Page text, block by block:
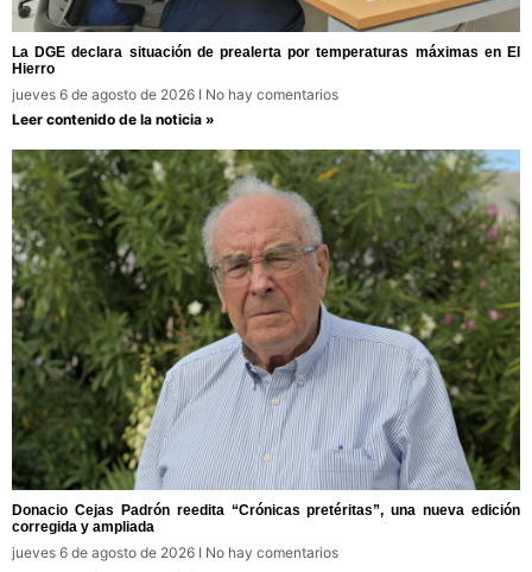
La DGE declara situación de prealerta por temperaturas máximas en El
Hierro
jueves 6 de agosto de 2026
No hay comentarios
Leer contenido de la noticia »
Donacio Cejas Padrón reedita “Crónicas pretéritas”, una nueva edición
corregida y ampliada
jueves 6 de agosto de 2026
No hay comentarios